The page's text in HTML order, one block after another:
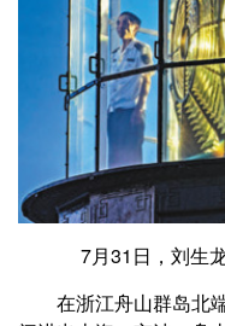
7月31日，刘生龙
在浙江舟山群岛北端